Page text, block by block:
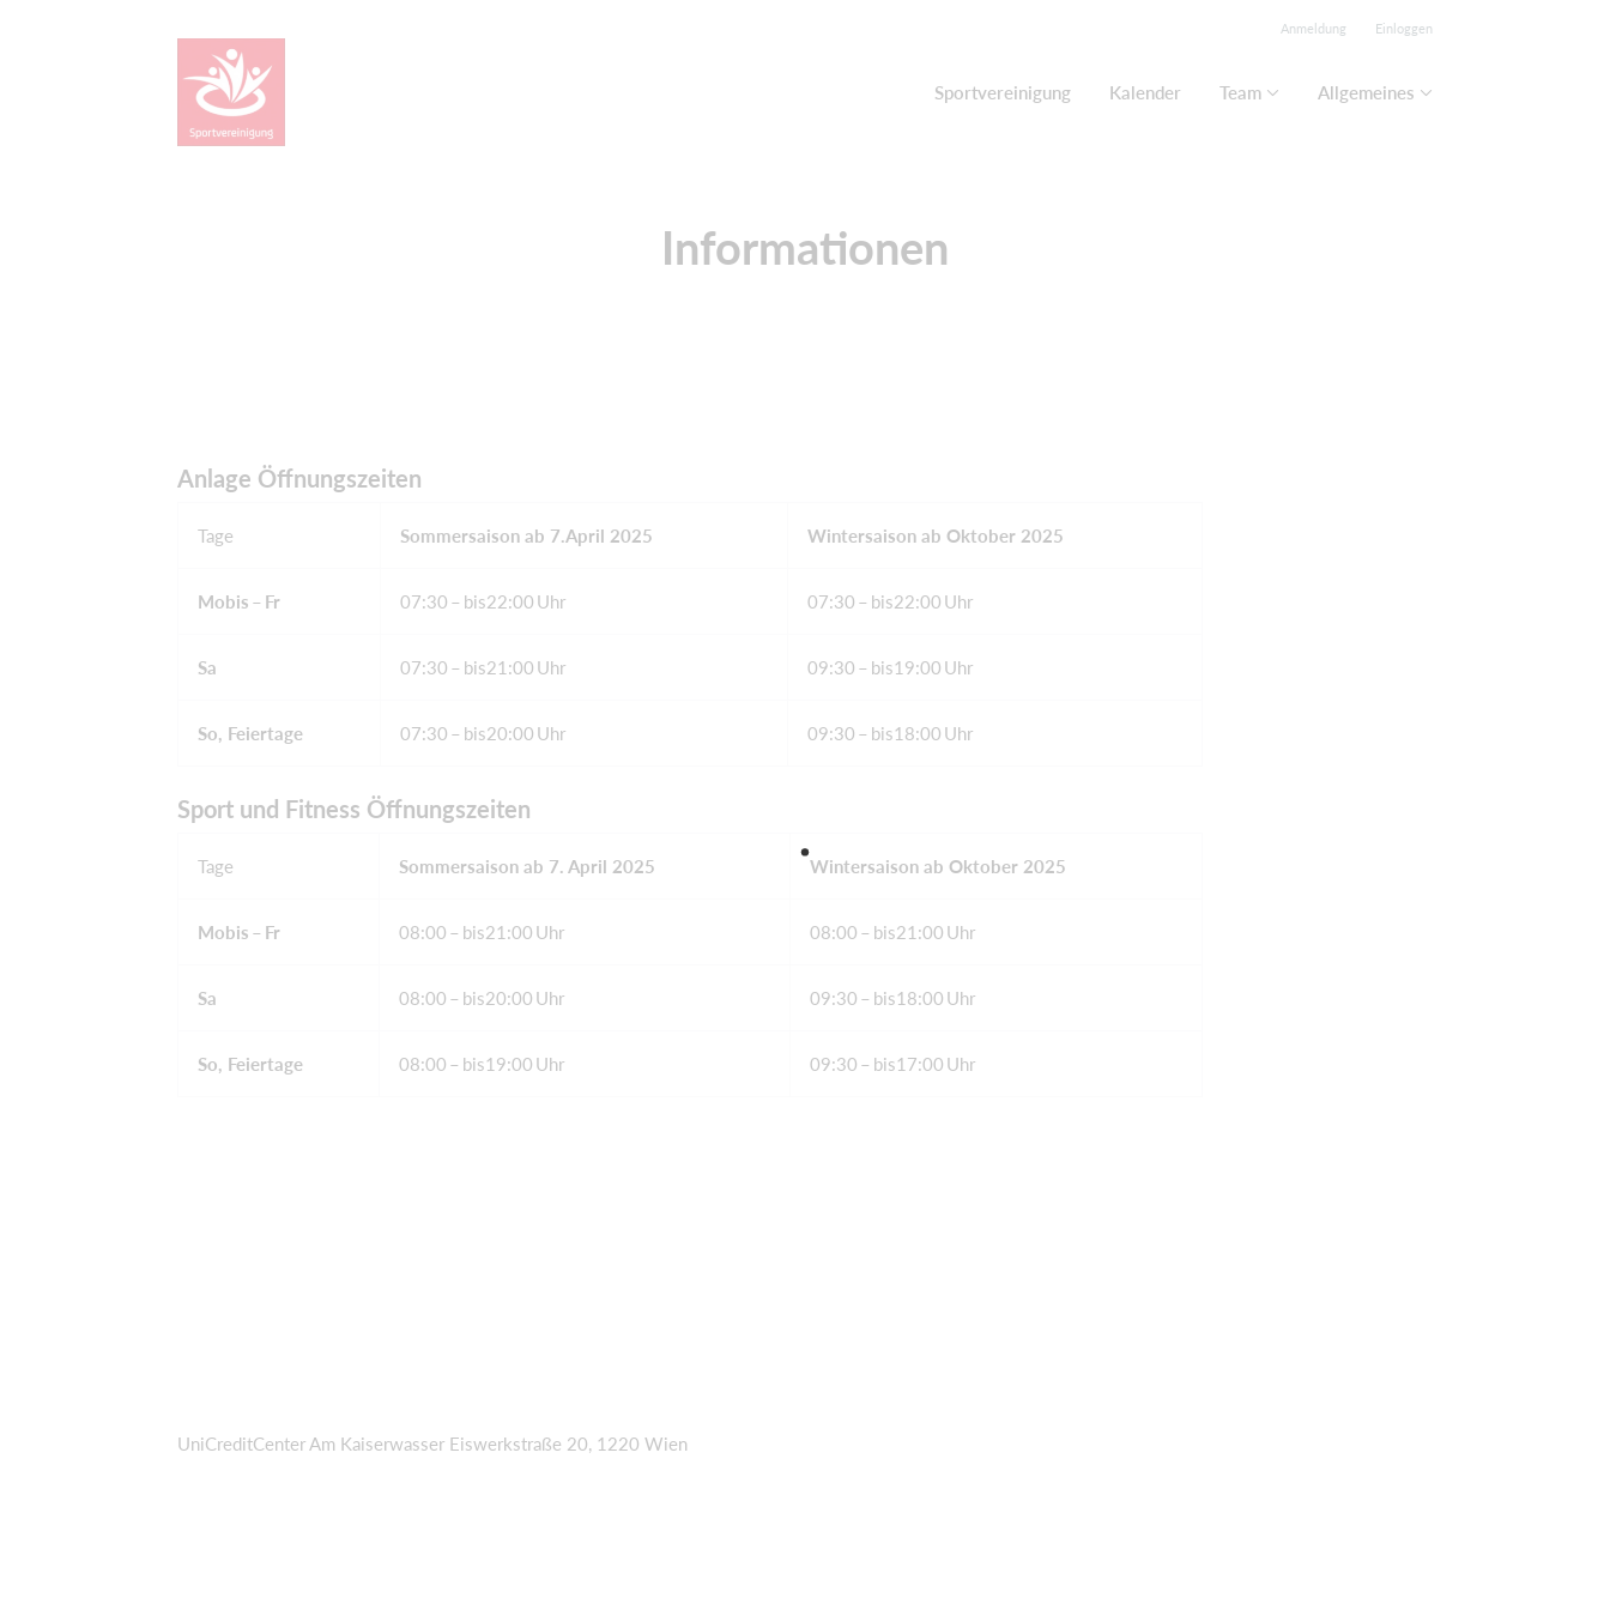
Anmeldung Einloggen
Sportvereinigung Kalender Team Allgemeines
Informationen
Anlage Öffnungszeiten
Tage Sommersaison ab 7.April 2025 Wintersaison ab Oktober 2025
Mobis – Fr 07:30 – bis22:00 Uhr 07:30 – bis22:00 Uhr
Sa 07:30 – bis21:00 Uhr 09:30 – bis19:00 Uhr
So, Feiertage 07:30 – bis20:00 Uhr 09:30 – bis18:00 Uhr
Sport und Fitness Öffnungszeiten
Tage Sommersaison ab 7. April 2025 Wintersaison ab Oktober 2025
Mobis – Fr 08:00 – bis21:00 Uhr 08:00 – bis21:00 Uhr
Sa 08:00 – bis20:00 Uhr 09:30 – bis18:00 Uhr
So , Feiertage 08:00 – bis19:00 Uhr 09:30 – bis17:00 Uhr
UniCreditCenter Am Kaiserwasser Eiswerkstraße 20, 1220 Wien